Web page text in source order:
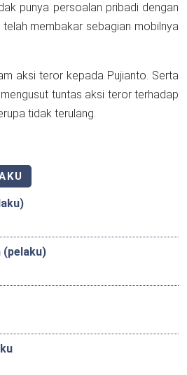
punya persoalan pribadi dengan
membakar sebagian mobilnya
aksi teror kepada Pujianto. Serta
tuntas aksi teror terhadap
tidak terulang.
(pelaku)